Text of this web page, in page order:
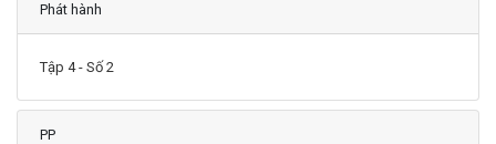
Phát hành
Tập 4 - Số 2
PP